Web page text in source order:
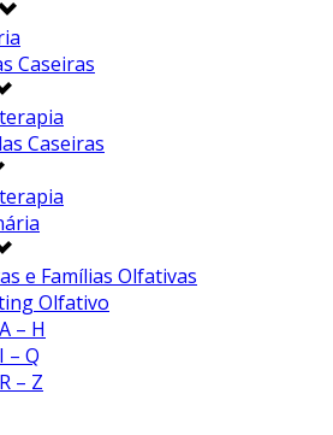
Caseiras
Caseiras
e Famílias Olfativas
Olfativo
– H
– Q
– Z